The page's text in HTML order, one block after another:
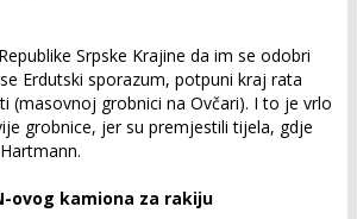
Srpske Krajine da im se odobri
Erdutski sporazum, potpuni kraj rata
(masovnoj grobnici na Ovčari). I to je vrlo
grobnice, jer su premjestili tijela, gdje
ovog kamiona za rakiju